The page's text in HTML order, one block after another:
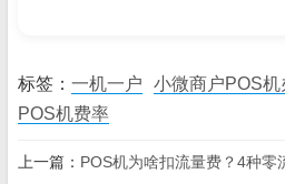
标签： 一机一户 小微商户POS机
POS机费率
上一篇： POS机为啥扣流量费？4种零